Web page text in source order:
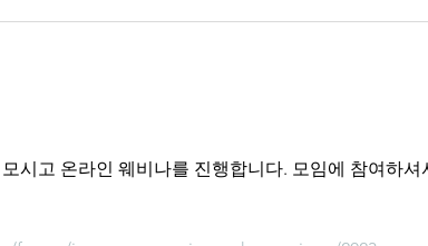
시고 온라인 웨비나를 진행합니다. 모임에 참여하